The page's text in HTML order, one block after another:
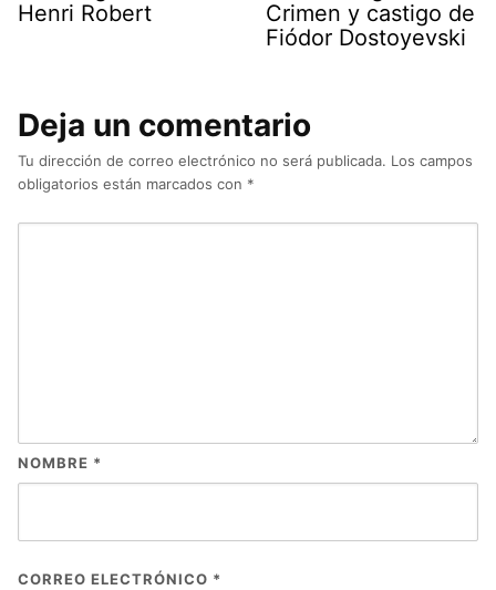
Henri Robert
Crimen y castigo de
Fiódor Dostoyevski
Deja un comentario
Tu dirección de correo electrónico no será publicada. Los campos
obligatorios están marcados con *
NOMBRE *
CORREO ELECTRÓNICO *